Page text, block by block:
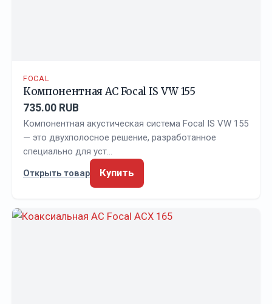
FOCAL
Компонентная АС Focal IS VW 155
735.00 RUB
Компонентная акустическая система Focal IS VW 155
— это двухполосное решение, разработанное
специально для уст…
Открыть товар
Купить